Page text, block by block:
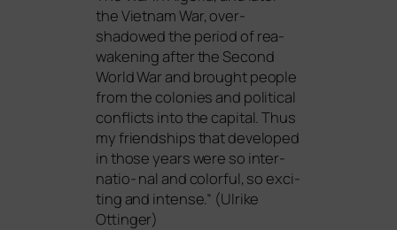
the Vietnam War, over-
shadowed the peri­od of rea­
wa­ke­ning after the Second
World War and brought peo­p­le
from the colo­nies and poli­ti­cal
con­flicts into the capi­tal. Thus
my fri­end­ships that deve­lo­ped
in tho­se years were so inter­
na­tio- nal and colorful, so exci­
ting and inten­se.” (Ulrike
Ottinger)